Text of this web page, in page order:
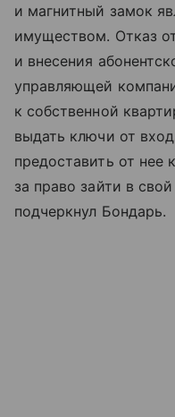
и магнитный замок
имуществом. Отказ
и внесения
управляющей
к собственной
выдать ключи от
предоставить от нее
за право зайти в
подчеркнул Бондарь.